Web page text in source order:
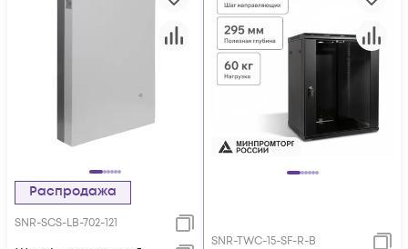
Распродажа
SNR-SCS-LB-702-121
SNR-TWC-15-SF-R-B